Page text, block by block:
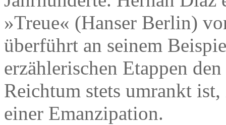
»Treue« (Hanser Berlin)
überführt an seinem
erzählerischen Etappen
Reichtum stets umrankt
einer Emanzipation.